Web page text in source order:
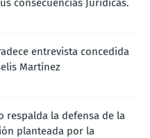
consecuencias Jurídicas.
entrevista concedida
Martínez
respalda la defensa de la
planteada por la